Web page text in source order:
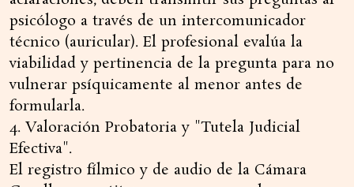
psicólogo a través de un intercomunicador
técnico (auricular). El profesional evalúa la
viabilidad y pertinencia de la pregunta para no
vulnerar psíquicamente al menor antes de
formularla.
4. Valoración Probatoria y "Tutela Judicial
Efectiva".
El registro fílmico y de audio de la Cámara